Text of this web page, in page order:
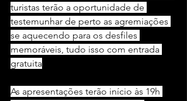
turistas terão a oportunidade de
testemunhar de perto as agremiações
se aquecendo para os desfiles
memoráveis, tudo isso com entrada
gratuita
As apresentações terão início às 19h